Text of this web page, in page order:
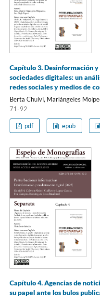
Capítulo 3. Desinformación
sociedades digitales: un
redes sociales y medios de
Berta Chulvi, Mariángeles
71-92
pdf epub
Capítulo 4. Agencias de
su papel ante los bulos